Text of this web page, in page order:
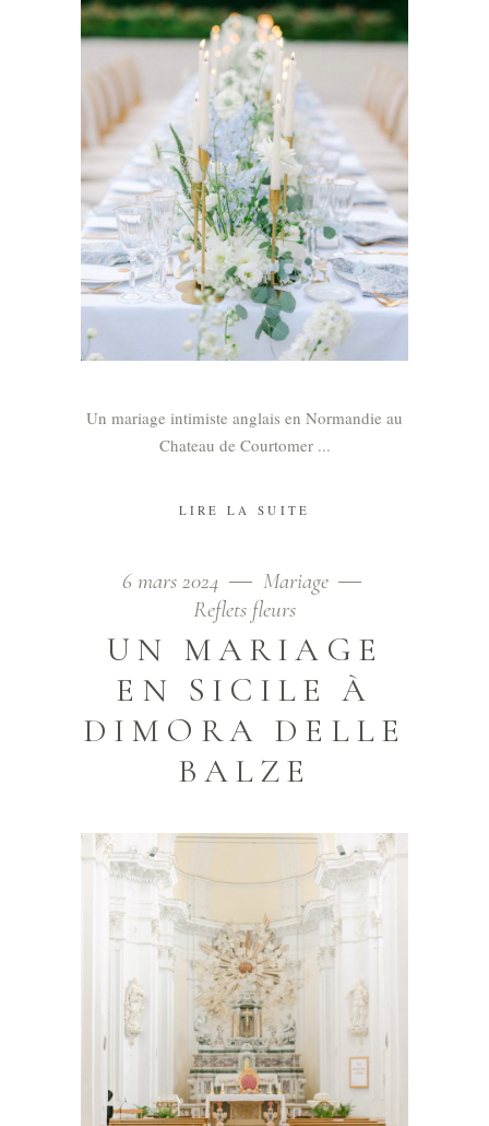
Un mariage intimiste anglais en Normandie au
Chateau de Courtomer
LIRE LA SUITE
6 mars 2024
Mariage
Reflets fleurs
UN MARIAGE
EN SICILE À
DIMORA DELLE
BALZE